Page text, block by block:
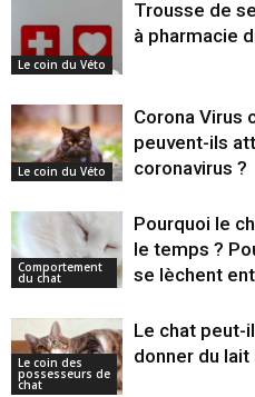
Le coin du Véto
Trousse de
à pharmacie
Le coin du Véto
Corona Virus
peuvent-ils
coronavirus ?
Comportement
du chat
Pourquoi le
le temps ?
se lèchent
Le coin des
possesseurs de
chat
Le chat peut-
donner du lait